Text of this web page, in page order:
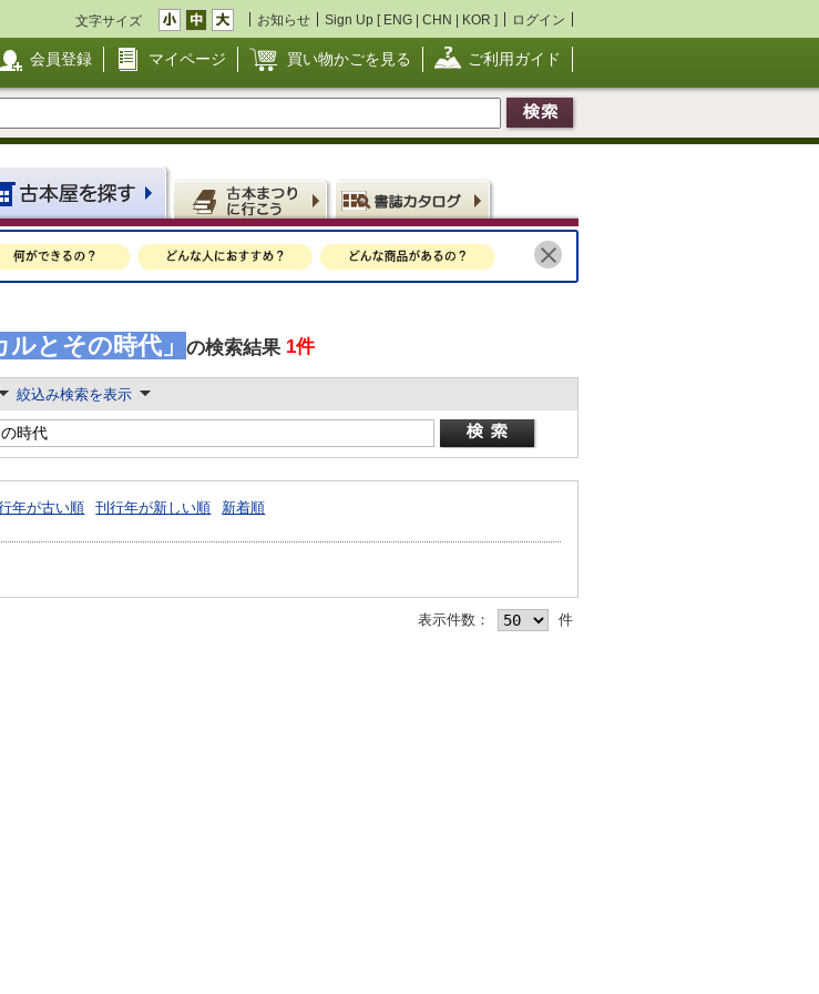
文字サイズ お知らせ Sign Up [ ENG | CHN | KOR ] ログイン
会員登録 マイページ 買い物かごを見る ご利用ガイド
ルとその時代」 の検索結果 1件
絞込み検索を表示
年が古い順 刊行年が新しい順 新着順
表示件数： 件